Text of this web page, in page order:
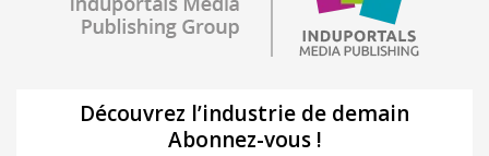
Découvrez l’industrie de demain
Abonnez-vous !